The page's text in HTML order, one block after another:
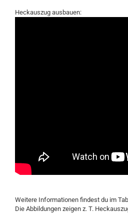
Heckauszug ausbauen:
Weitere Informationen findest du im
Die Abbildungen zeigen z. T.